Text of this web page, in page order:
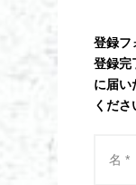
登録フ
登録完
に届い
くださ